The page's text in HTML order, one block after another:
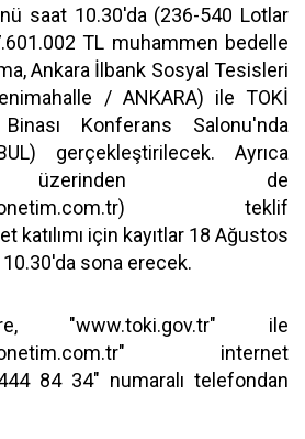
saat 10.30'da (236-540 Lotlar
TL muhammen bedelle
Ankara İlbank Sosyal Tesisleri
/ ANKARA) ile TOKİ
Konferans Salonu'nda
gerçekleştirilecek. Ayrıca
de
teklif
katılımı için kayıtlar 18 Ağustos
sona erecek.
"www.toki.gov.tr" ile
internet
84 34" numaralı telefondan